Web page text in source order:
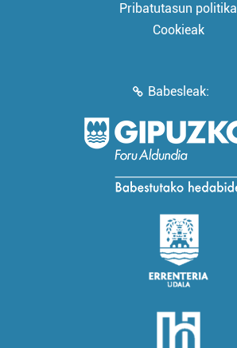
Pribatutasun politika
Cookieak
Babesleak: